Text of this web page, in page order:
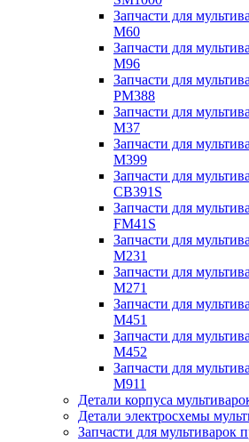
Запчасти для
M60
Запчасти для
M96
Запчасти для
PM388
Запчасти для
M37
Запчасти для
M399
Запчасти для
CB391S
Запчасти для
FM41S
Запчасти для
M231
Запчасти для
M271
Запчасти для
M451
Запчасти для
M452
Запчасти для
M911
Детали корпуса
Детали электросхемы
Запчасти для мультиварок